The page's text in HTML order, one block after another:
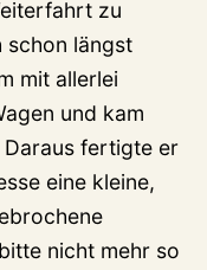
zu
schon längst
mit allerlei
und kam
fertigte er
eine kleine,
nicht mehr so